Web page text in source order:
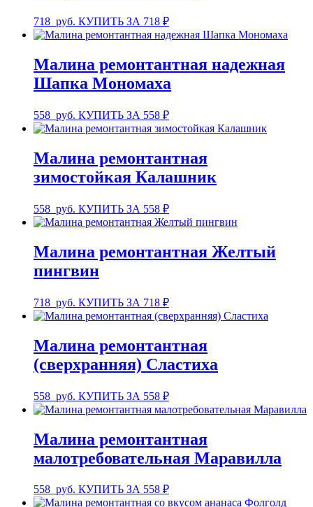
718 руб. КУПИТЬ ЗА 718 ₽
Малина ремонтантная надежная
Шапка Мономаха
558 руб. КУПИТЬ ЗА 558 ₽
Малина ремонтантная
зимостойкая Калашник
558 руб. КУПИТЬ ЗА 558 ₽
Малина ремонтантная Желтый
пингвин
718 руб. КУПИТЬ ЗА 718 ₽
Малина ремонтантная
(сверхранняя) Сластиха
558 руб. КУПИТЬ ЗА 558 ₽
Малина ремонтантная
малотребовательная Маравилла
558 руб. КУПИТЬ ЗА 558 ₽